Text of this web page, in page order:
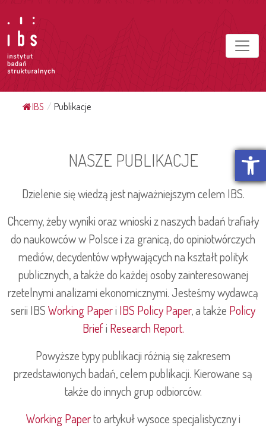
Otwórz
IBS / Publikacje
NASZE PUBLIKACJE
Dzielenie się wiedzą jest najważniejszym celem IBS.
Chcemy, żeby wyniki oraz wnioski z naszych badań trafiały
do naukowców w Polsce i za granicą, do opiniotwórczych
mediów, decydentów wpływających na kształt polityk
publicznych, a także do każdej osoby zainteresowanej
rzetelnymi analizami ekonomicznymi. Jesteśmy wydawcą
serii IBSWorking Paperi IBS Policy Paper, a także Policy
Briefi Research Report.
Powyższe typy publikacji różnią się zakresem
przedstawionych badań, celem publikacji. Kierowane są
także do innych grup odbiorców.
Working Paperto artykuł wysoce specjalistyczny i